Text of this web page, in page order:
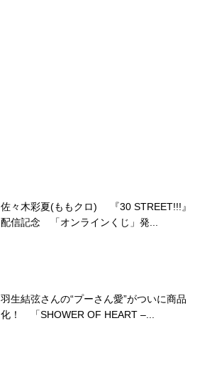
佐々木彩夏(ももクロ) 『30 STREET!!!』
配信記念 「オンラインくじ」発...
羽生結弦さんの“プーさん愛”がついに商品
化！ 「SHOWER OF HEART –...